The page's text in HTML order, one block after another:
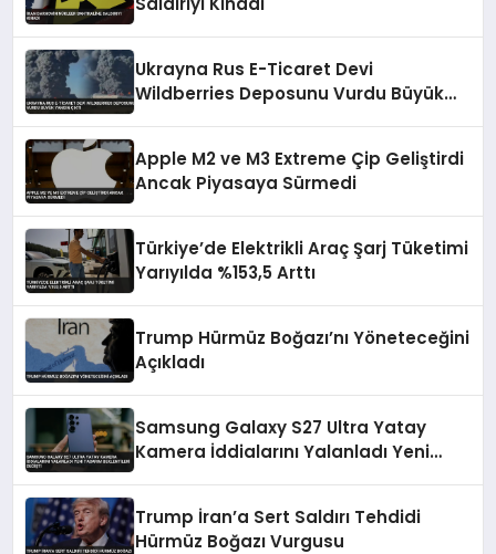
Ukrayna Rus E-Ticaret Devi
Wildberries Deposunu Vurdu Büyük
Apple M2 ve M3 Extreme Çip Geliştirdi
Ancak Piyasaya Sürmedi
Türkiye’de Elektrikli Araç Şarj Tüketimi
Yarıyılda %153,5 Arttı
Trump Hürmüz Boğazı’nı Yöneteceğini
Açıkladı
Samsung Galaxy S27 Ultra Yatay
Kamera İddialarını Yalanladı Yeni
Trump İran’a Sert Saldırı Tehdidi
Hürmüz Boğazı Vurgusu